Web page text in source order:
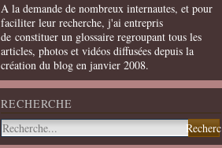
A la demande de nombreux internautes, et pour
faciliter leur recherche, j'ai entrepris
de constituer un glossaire regroupant tous les
articles, photos et vidéos diffusées depuis la
création du blog en janvier 2008.
RECHERCHE